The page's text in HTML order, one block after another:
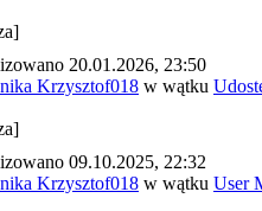
20.01.2026, 23:50
Krzysztof018 w wątku
09.10.2025, 22:32
Krzysztof018 w wątku User